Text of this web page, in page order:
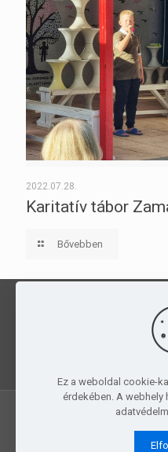
2022.07.28.
Karitatív tábor
Bővebben
Kedvezményes
,
Ez a weboldal cookie-
érdekében. A webhely